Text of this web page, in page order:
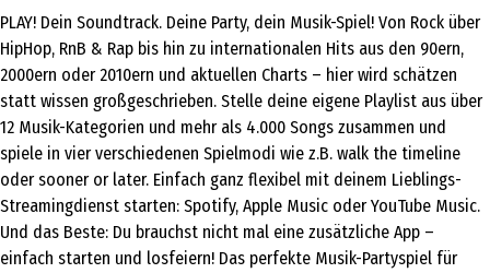
PLAY! Dein Soundtrack. Deine Party, dein Musik-Spiel! Von Rock über
HipHop, RnB & Rap bis hin zu internationalen Hits aus den 90ern,
2000ern oder 2010ern und aktuellen Charts – hier wird schätzen
statt wissen großgeschrieben. Stelle deine eigene Playlist aus über
12 Musik-Kategorien und mehr als 4.000 Songs zusammen und
spiele in vier verschiedenen Spielmodi wie z.B. walk the timeline
oder sooner or later. Einfach ganz flexibel mit deinem Lieblings-
Streamingdienst starten: Spotify, Apple Music oder YouTube Music.
Und das Beste: Du brauchst nicht mal eine zusätzliche App –
einfach starten und losfeiern! Das perfekte Musik-Partyspiel für